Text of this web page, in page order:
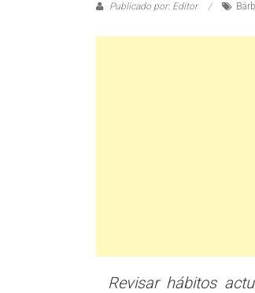
Publicado por: Editor
Revisar hábitos